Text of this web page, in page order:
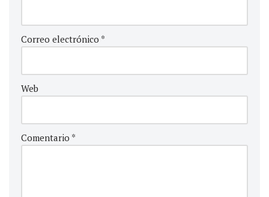
Correo electrónico *
Web
Comentario *